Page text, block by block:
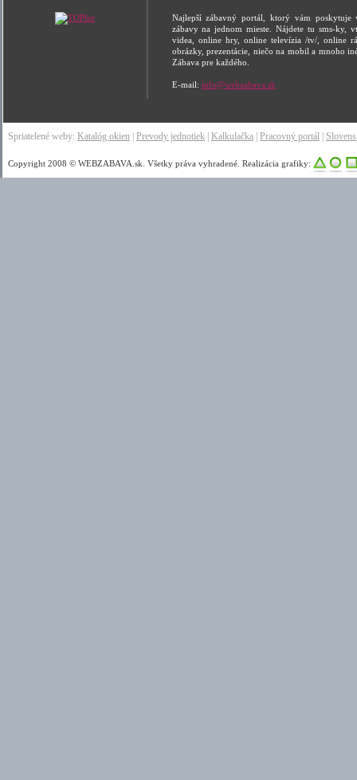
Najlepší zábavný portál, ktorý vám poskytuje
zábavy na jednom mieste. Nájdete tu sms-ky,
videa, online hry, online televízia /tv/, online
obrázky, prezentácie, niečo na mobil a mnoho
Zábava pre každého.
E-mail: info@webzabava.sk
Spriatelené weby: Katalóg okien Prevody jednotiek Kalkulačka Pracovný portál
Copyright 2008 © WEBZABAVA.sk. Všetky práva vyhradené. Realizácia grafiky: